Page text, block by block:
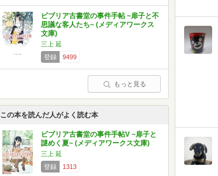
ビブリア古書堂の事件手帖 ~扉子と不
思議な客人たち~ (メディアワークス
文庫)
三上 延
登録
9499
もっと見る
この本を読んだ人がよく読む本
ビブリア古書堂の事件手帖V ~扉子と
謎めく夏~ (メディアワークス文庫)
三上 延
登録
1313